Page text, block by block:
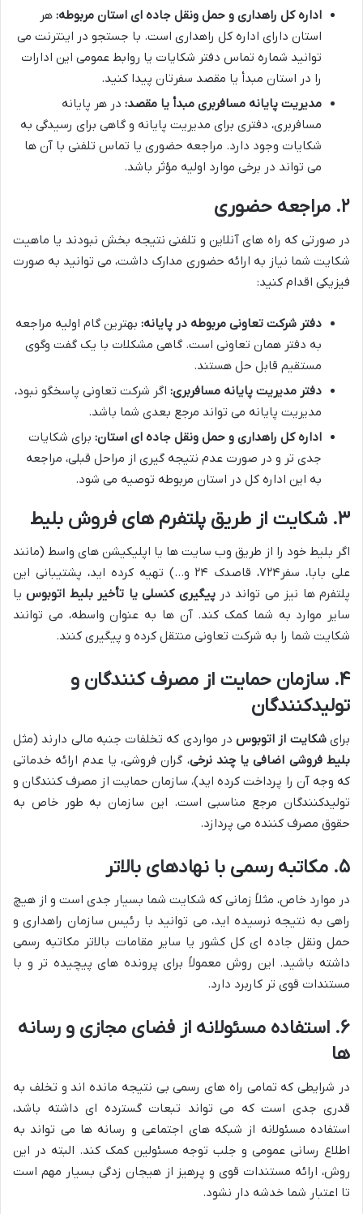
اداره کل راهداری و حمل ونقل جاده ای استان مربوطه: هر
استان دارای اداره کل راهداری است. با جستجو در اینترنت می
توانید شماره تماس دفتر شکایات یا روابط عمومی این ادارات
را در استان مبدأ یا مقصد سفرتان پیدا کنید.
مدیریت پایانه مسافربری مبدأ یا مقصد: در هر پایانه
مسافربری، دفتری برای مدیریت پایانه و گاهی برای رسیدگی به
شکایات وجود دارد. مراجعه حضوری یا تماس تلفنی با آن ها
می تواند در برخی موارد اولیه مؤثر باشد.
۲. مراجعه حضوری
در صورتی که راه های آنلاین و تلفنی نتیجه بخش نبودند یا ماهیت
شکایت شما نیاز به ارائه حضوری مدارک داشت، می توانید به صورت
فیزیکی اقدام کنید:
دفتر شرکت تعاونی مربوطه در پایانه: بهترین گام اولیه مراجعه
به دفتر همان تعاونی است. گاهی مشکلات با یک گفت وگوی
مستقیم قابل حل هستند.
دفتر مدیریت پایانه مسافربری: اگر شرکت تعاونی پاسخگو نبود،
مدیریت پایانه می تواند مرجع بعدی شما باشد.
اداره کل راهداری و حمل ونقل جاده ای استان: برای شکایات
جدی تر و در صورت عدم نتیجه گیری از مراحل قبلی، مراجعه
به این اداره کل در استان مربوطه توصیه می شود.
۳. شکایت از طریق پلتفرم های فروش بلیط
اگر بلیط خود را از طریق وب سایت ها یا اپلیکیشن های واسط (مانند
علی بابا، سفر۷۲۴، قاصدک ۲۴ و…) تهیه کرده اید، پشتیبانی این
پلتفرم ها نیز می تواند درپیگیری کنسلی یا تأخیر بلیط اتوبوسیا
سایر موارد به شما کمک کند. آن ها به عنوان واسطه، می توانند
شکایت شما را به شرکت تعاونی منتقل کرده و پیگیری کنند.
۴. سازمان حمایت از مصرف کنندگان و
تولیدکنندگان
برایشکایت از اتوبوسدر مواردی که تخلفات جنبه مالی دارند (مثل
بلیط فروشی اضافی یا چند نرخی، گران فروشی، یا عدم ارائه خدماتی
که وجه آن را پرداخت کرده اید)، سازمان حمایت از مصرف کنندگان و
تولیدکنندگان مرجع مناسبی است. این سازمان به طور خاص به
حقوق مصرف کننده می پردازد.
۵. مکاتبه رسمی با نهادهای بالاتر
در موارد خاص، مثلاً زمانی که شکایت شما بسیار جدی است و از هیچ
راهی به نتیجه نرسیده اید، می توانید با رئیس سازمان راهداری و
حمل ونقل جاده ای کل کشور یا سایر مقامات بالاتر مکاتبه رسمی
داشته باشید. این روش معمولاً برای پرونده های پیچیده تر و با
مستندات قوی تر کاربرد دارد.
۶. استفاده مسئولانه از فضای مجازی و رسانه
ها
در شرایطی که تمامی راه های رسمی بی نتیجه مانده اند و تخلف به
قدری جدی است که می تواند تبعات گسترده ای داشته باشد،
استفاده مسئولانه از شبکه های اجتماعی و رسانه ها می تواند به
اطلاع رسانی عمومی و جلب توجه مسئولین کمک کند. البته در این
روش، ارائه مستندات قوی و پرهیز از هیجان زدگی بسیار مهم است
تا اعتبار شما خدشه دار نشود.